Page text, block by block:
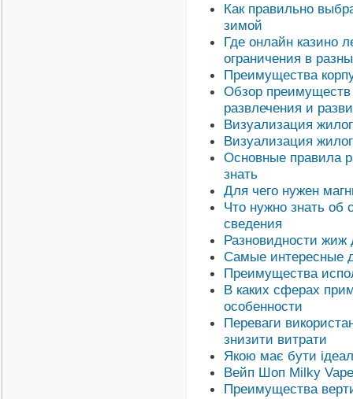
Как правильно
зимой
Где онлайн казино
ограничения в
Преимущества
Обзор преимуществ
развлечения и
Визуализация
Визуализация
Основные правила
знать
Для чего нужен
Что нужно знать об
сведения
Разновидности жиж
Самые интересные
Преимущества
В каких сферах
особенности
Переваги
знизити витрати
Якою має бути
Вейп Шоп Milky
Преимущества